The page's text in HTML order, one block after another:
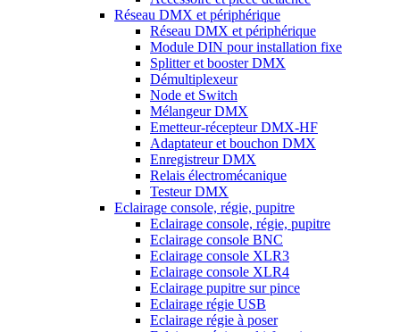
Réseau DMX et périphérique
Réseau DMX et périphérique
Module DIN pour installation fixe
Splitter et booster DMX
Démultiplexeur
Node et Switch
Mélangeur DMX
Emetteur-récepteur DMX-HF
Adaptateur et bouchon DMX
Enregistreur DMX
Relais électromécanique
Testeur DMX
Eclairage console, régie, pupitre
Eclairage console, régie, pupitre
Eclairage console BNC
Eclairage console XLR3
Eclairage console XLR4
Eclairage pupitre sur pince
Eclairage régie USB
Eclairage régie à poser